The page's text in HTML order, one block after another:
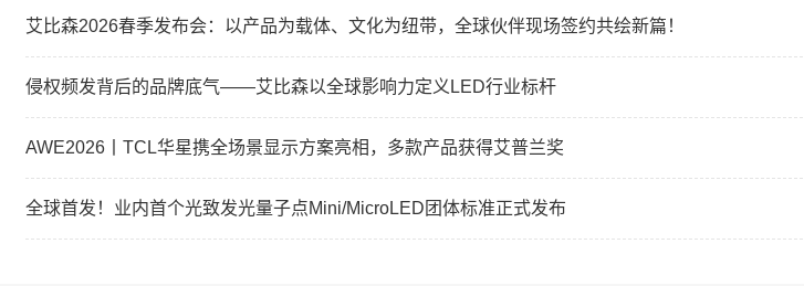
艾比森2026春季发布会：以产品为载体、文化为纽带，全球伙伴现场签约共绘新篇！
侵权频发背后的品牌底气——艾比森以全球影响力定义LED行业标杆
AWE2026丨TCL华星携全场景显示方案亮相，多款产品获得艾普兰奖
全球首发！业内首个光致发光量子点Mini/MicroLED团体标准正式发布